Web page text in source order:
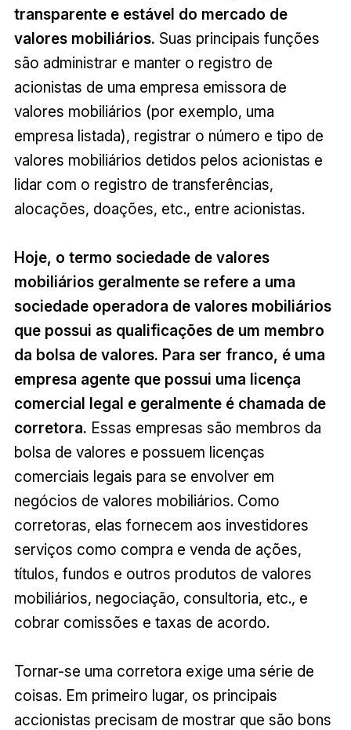
transparente e estável do mercado de
valores mobiliários. Suas principais funções
são administrar e manter o registro de
acionistas de uma empresa emissora de
valores mobiliários (por exemplo, uma
empresa listada), registrar o número e tipo de
valores mobiliários detidos pelos acionistas e
lidar com o registro de transferências,
alocações, doações, etc., entre acionistas.
Hoje, o termo sociedade de valores
mobiliários geralmente se refere a uma
sociedade operadora de valores mobiliários
que possui as qualificações de um membro
da bolsa de valores. Para ser franco, é uma
empresa agente que possui uma licença
comercial legal e geralmente é chamada de
corretora. Essas empresas são membros da
bolsa de valores e possuem licenças
comerciais legais para se envolver em
negócios de valores mobiliários. Como
corretoras, elas fornecem aos investidores
serviços como compra e venda de ações,
títulos, fundos e outros produtos de valores
mobiliários, negociação, consultoria, etc., e
cobrar comissões e taxas de acordo.
Tornar-se uma corretora exige uma série de
coisas. Em primeiro lugar, os principais
accionistas precisam de mostrar que são bons